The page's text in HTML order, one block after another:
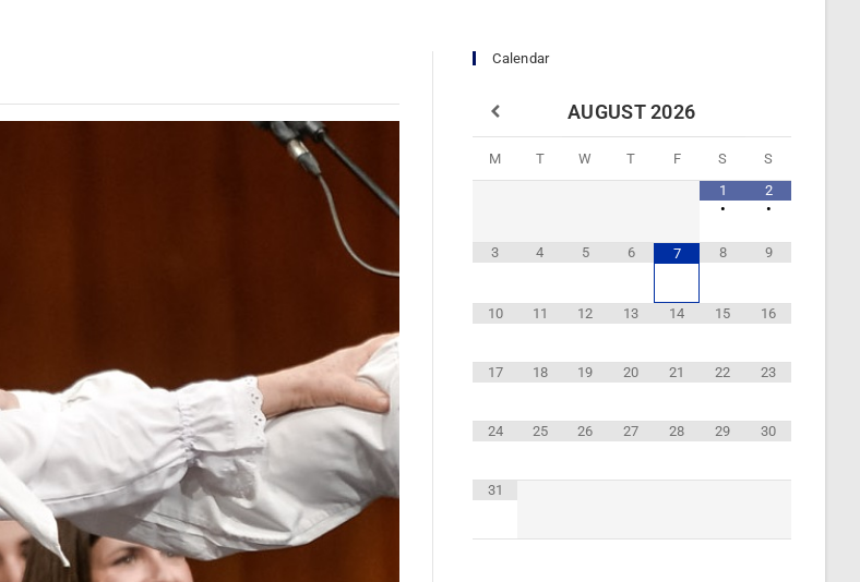
Calendar
AUGUST 2026
M T W T F S
S
1
•
2
•
3 4 5 6 7 8 9
10 11 12 13 14 15 16
17 18 19 20 21 22 23
24 25 26 27 28 29 30
31